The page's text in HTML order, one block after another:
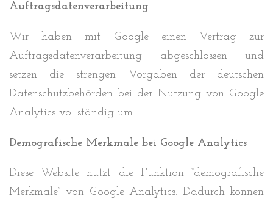
Auftragsdatenverarbeitung
Wir haben mit Google einen Vertrag zur
Auftragsdatenverarbeitung abgeschlossen und
setzen die strengen Vorgaben der deutschen
Datenschutzbehörden bei der Nutzung von Google
Analytics vollständig um.
Demografische Merkmale bei Google Analytics
Diese Website nutzt die Funktion “demografische
Merkmale” von Google Analytics. Dadurch können